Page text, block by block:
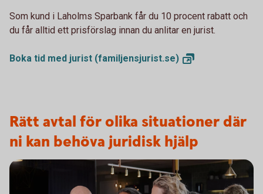
Som kund i Laholms Sparbank får du 10 procent rabatt och
du får alltid ett prisförslag innan du anlitar en jurist.
Boka tid med jurist (familjensjurist.se)
Rätt avtal för olika situationer där
ni kan behöva juridisk hjälp